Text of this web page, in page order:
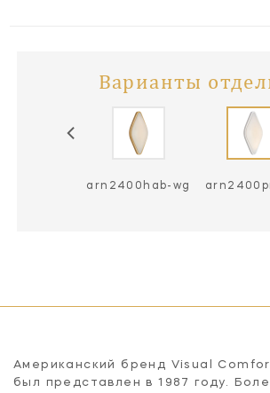
Варианты
arn2400hab-wg
Американский бренд Visual
был представлен в 1987 году.